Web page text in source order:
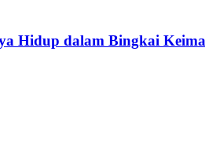
Hidup dalam Bingkai